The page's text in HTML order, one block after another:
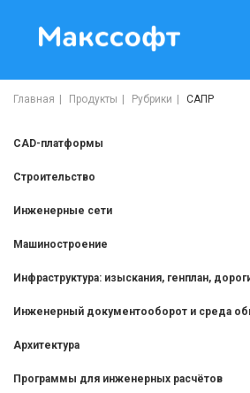
Главная Продукты Рубрики САПР
CAD-платформы
Строительство
Инженерные сети
Машиностроение
Инфраструктура: изыскания, генплан,
Инженерный документооборот и среда
Архитектура
Программы для инженерных расчётов